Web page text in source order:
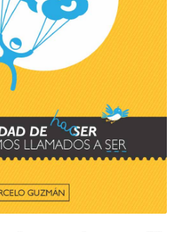
profesional